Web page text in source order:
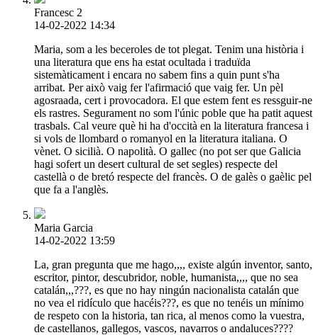
Francesc 2
14-02-2022 14:34
Maria, som a les beceroles de tot plegat. Tenim una història i
una literatura que ens ha estat ocultada i traduïda
sistemàticament i encara no sabem fins a quin punt s'ha
arribat. Per això vaig fer l'afirmació que vaig fer. Un pèl
agosraada, cert i provocadora. El que estem fent es ressguir-ne
els rastres. Segurament no som l'únic poble que ha patit aquest
trasbals. Cal veure què hi ha d'occità en la literatura francesa i
si vols de llombard o romanyol en la literatura italiana. O
vènet. O sicilià. O napolità. O gallec (no pot ser que Galicia
hagi sofert un desert cultural de set segles) respecte del
castellà o de bretó respecte del francès. O de galès o gaèlic pel
que fa a l'anglès.
Maria Garcia
14-02-2022 13:59
La, gran pregunta que me hago,,,, existe algún inventor, santo,
escritor, pintor, descubridor, noble, humanista,,,, que no sea
catalán,,,???, es que no hay ningún nacionalista catalán que
no vea el ridículo que hacéis???, es que no tenéis un mínimo
de respeto con la historia, tan rica, al menos como la vuestra,
de castellanos, gallegos, vascos, navarros o andaluces????